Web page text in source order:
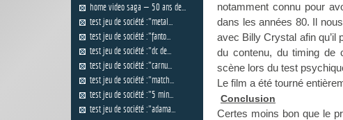
home video saga — 50 ans de...
test jeu de société :"metal...
test jeu de société :"fanto...
test jeu de société :"dc de...
test jeu de société :"carnu...
test jeu de société :"match...
test jeu de société :"5 min...
test jeu de société :"adama...
notamment connu pour
dans les années 80. Il
avec Billy Crystal afin qu’il
du contenu, du timing de
scène lors du test
Le film a été tourné
Conclusion
Certes moins bon que le